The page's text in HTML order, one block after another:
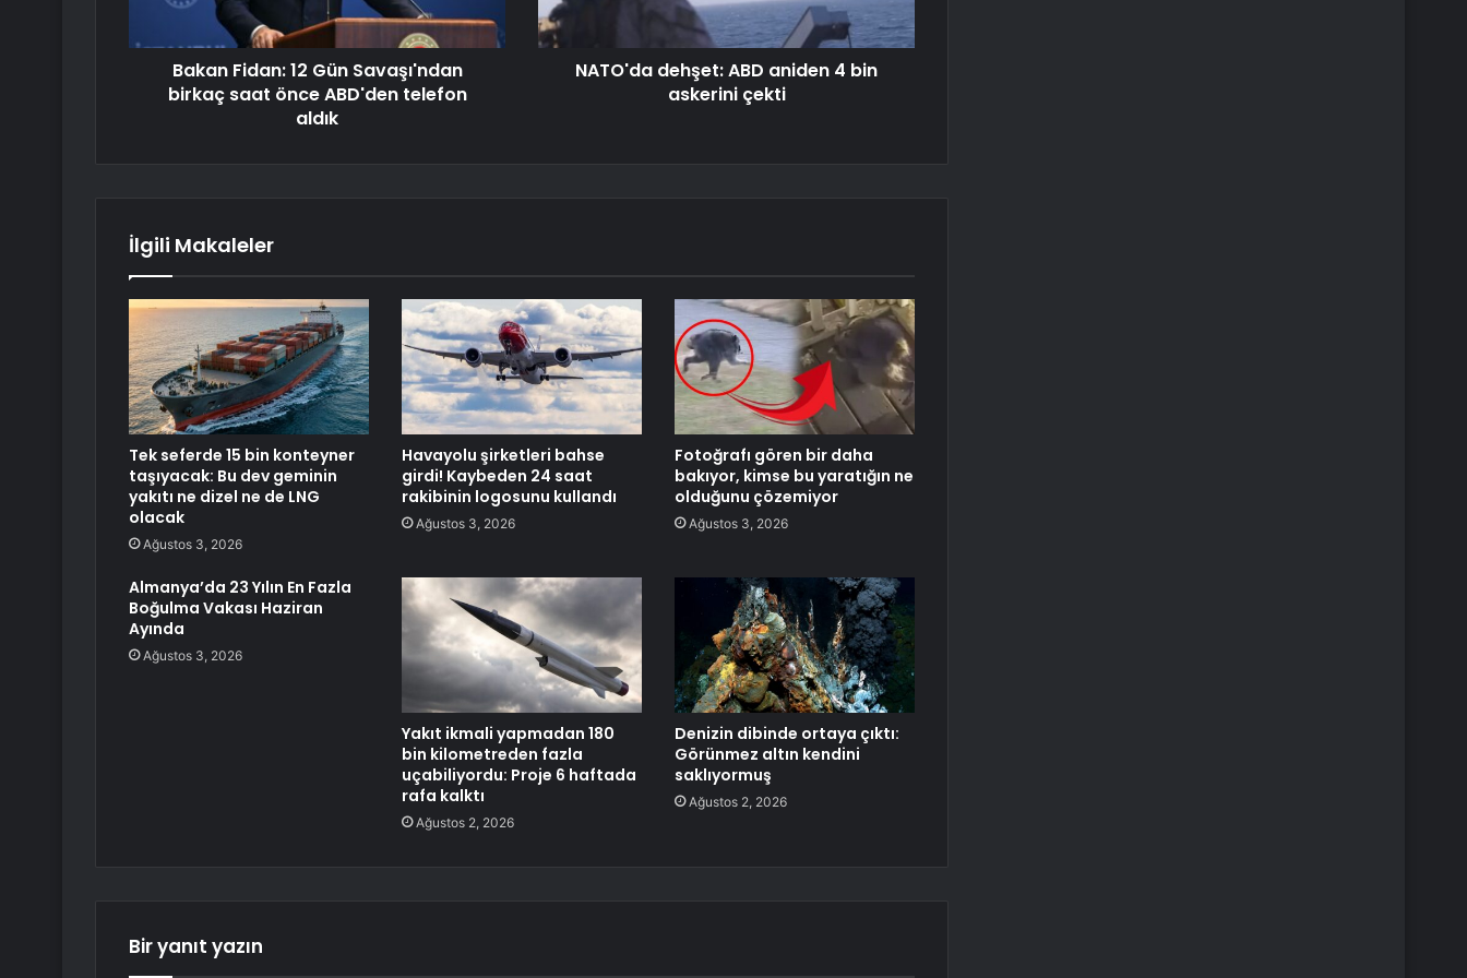
Bakan Fidan: 12 Gün Savaşı'ndan
birkaç saat önce ABD'den telefon
aldık
NATO'da dehşet: ABD aniden 4 bin
askerini çekti
İlgili Makaleler
Tek seferde 15 bin konteyner
taşıyacak: Bu dev geminin
yakıtı ne dizel ne de LNG
olacak
Ağustos 3, 2026
Havayolu şirketleri bahse
girdi! Kaybeden 24 saat
rakibinin logosunu kullandı
Ağustos 3, 2026
Fotoğrafı gören bir daha
bakıyor, kimse bu yaratığın ne
olduğunu çözemiyor
Ağustos 3, 2026
Almanya’da 23 Yılın En Fazla
Boğulma Vakası Haziran
Ayında
Ağustos 3, 2026
Yakıt ikmali yapmadan 180
bin kilometreden fazla
uçabiliyordu: Proje 6 haftada
rafa kalktı
Ağustos 2, 2026
Denizin dibinde ortaya çıktı:
Görünmez altın kendini
saklıyormuş
Ağustos 2, 2026
Bir yanıt yazın